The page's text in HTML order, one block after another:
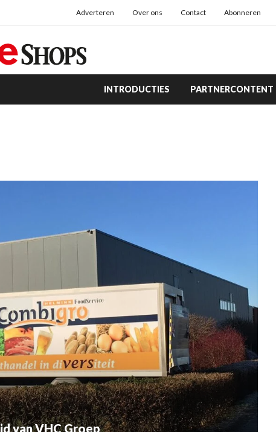
Adverteren Over ons Contact Abonneren
INTRODUCTIES PARTNERCONTENT
van VHC Groep